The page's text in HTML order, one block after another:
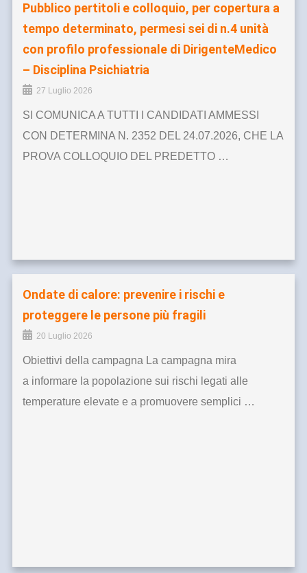
Pubblico pertitoli e colloquio, per copertura a
tempo determinato, permesi sei di n.4 unità
con profilo professionale di DirigenteMedico
– Disciplina Psichiatria
27 Luglio 2026
SI COMUNICA A TUTTI I CANDIDATI AMMESSI
CON DETERMINA N. 2352 DEL 24.07.2026, CHE LA
PROVA COLLOQUIO DEL PREDETTO …
Ondate di calore: prevenire i rischi e
proteggere le persone più fragili
20 Luglio 2026
Obiettivi della campagna La campagna mira
a informare la popolazione sui rischi legati alle
temperature elevate e a promuovere semplici …